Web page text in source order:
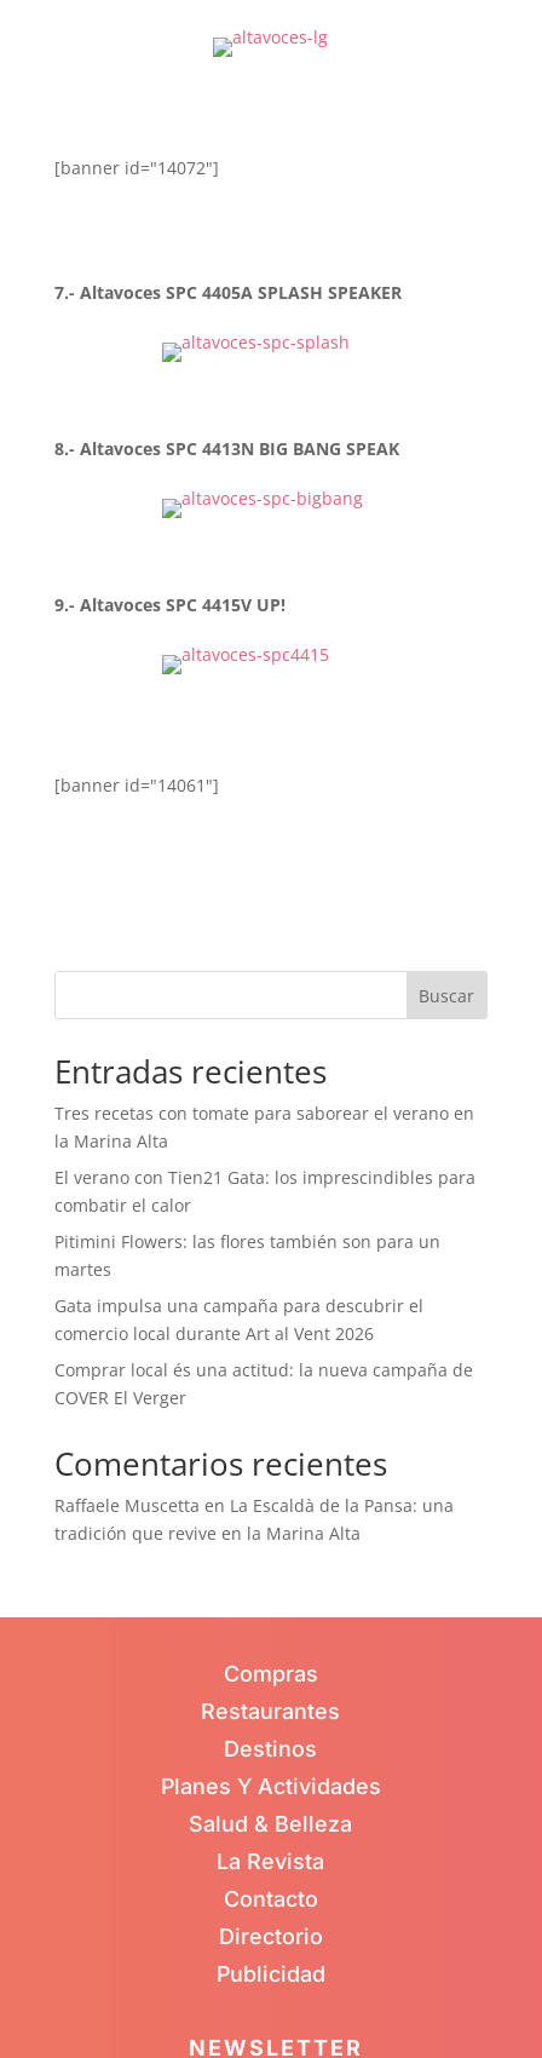
[banner id="14072"]
7.- Altavoces SPC 4405A SPLASH SPEAKER
8.- Altavoces SPC 4413N BIG BANG SPEAK
9.- Altavoces SPC 4415V UP!
[banner id="14061"]
Buscar
Entradas recientes
Tres recetas con tomate para saborear el verano en
la Marina Alta
El verano con Tien21 Gata: los imprescindibles para
combatir el calor
Pitimini Flowers: las flores también son para un
martes
Gata impulsa una campaña para descubrir el
comercio local durante Art al Vent 2026
Comprar local és una actitud: la nueva campaña de
COVER El Verger
Comentarios recientes
Raffaele Muscetta en La Escaldà de la Pansa: una
tradición que revive en la Marina Alta
Compras
Restaurantes
Destinos
Planes Y Actividades
Salud & Belleza
La Revista
Contacto
Directorio
Publicidad
NEWSLETTER